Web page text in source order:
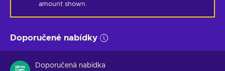
amount shown.
Doporučené nabídky
Doporučená nabídka